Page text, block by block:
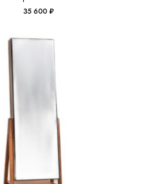
35 600 ₽